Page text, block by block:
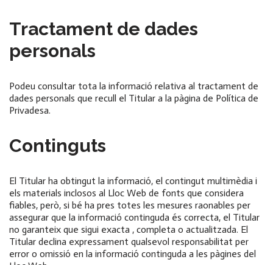
Tractament de dades
personals
Podeu consultar tota la informació relativa al tractament de
dades personals que recull el Titular a la pàgina de Política de
Privadesa.
Continguts
El Titular ha obtingut la informació, el contingut multimèdia i
els materials inclosos al Lloc Web de fonts que considera
fiables, però, si bé ha pres totes les mesures raonables per
assegurar que la informació continguda és correcta, el Titular
no garanteix que sigui exacta , completa o actualitzada. El
Titular declina expressament qualsevol responsabilitat per
error o omissió en la informació continguda a les pàgines del